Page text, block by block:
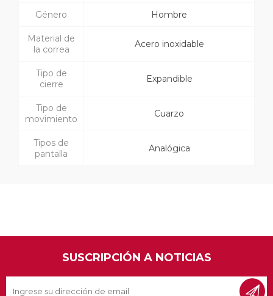
Género Hombre
Material de
la correa
Acero inoxidable
Tipo de
cierre
Expandible
Tipo de
movimiento
Cuarzo
Tipos de
pantalla
Analógica
SUSCRIPCIÓN A NOTICIAS